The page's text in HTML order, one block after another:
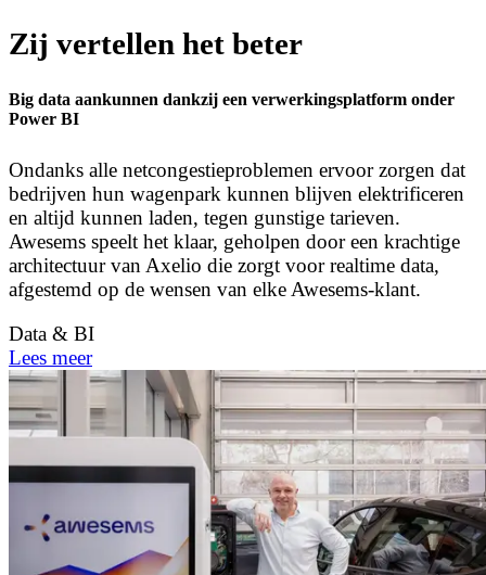
Zij vertellen het beter
Big data aankunnen dankzij een verwerkingsplatform onder
Power BI
Ondanks alle netcongestieproblemen ervoor zorgen dat
bedrijven hun wagenpark kunnen blijven elektrificeren
en altijd kunnen laden, tegen gunstige tarieven.
Awesems speelt het klaar, geholpen door een krachtige
architectuur van Axelio die zorgt voor realtime data,
afgestemd op de wensen van elke Awesems-klant.
Data & BI
Lees meer